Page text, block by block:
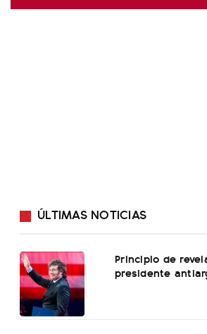
ÚLTIMAS NOTICIAS
Principio de
presidente